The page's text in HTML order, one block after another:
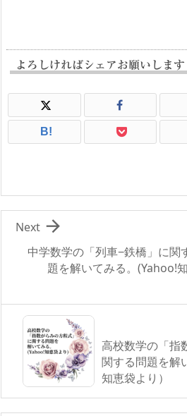
よろしければシェアお願いします
B!
中学数学の「列車−鉄橋」に関
題を解いてみる。(Yahoo!

Next
高校数学の「指
関する問題を解
知恵袋より）